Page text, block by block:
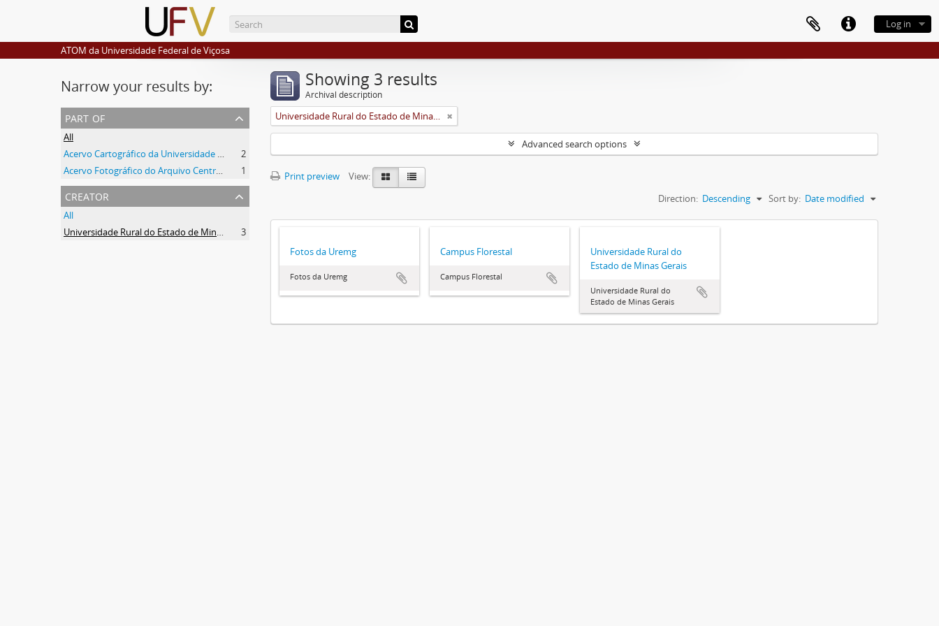
Log in
ATOM da Universidade Federal de Viçosa
Narrow your results by:
part of
All
Acervo Cartográfico da Universidade Federal de Viçosa
2
Acervo Fotográfico do Arquivo Central Histórico da UFV
1
creator
All
Universidade Rural do Estado de Minas Gerais (Uremg)
3
Showing 3 results
Archival description
Universidade Rural do Estado de Minas Gerais (Uremg)
Advanced search options
Print preview
View:
Sort by: Date modified
Direction: Descending
Fotos da Uremg
Fotos da Uremg
Campus Florestal
Campus Florestal
Universidade Rural do
Estado de Minas Gerais
Universidade Rural do
Estado de Minas Gerais